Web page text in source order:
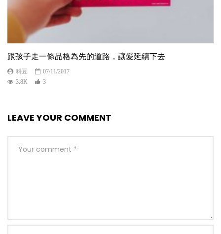
跟孩子走一條品格為先的道路，讓愛延續下去
科豆
07/11/2017
3.8K
3
LEAVE YOUR COMMENT